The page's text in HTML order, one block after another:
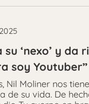
‘nexo’ y
soy Youtuber”
Nil Moliner nos
de su vida. De